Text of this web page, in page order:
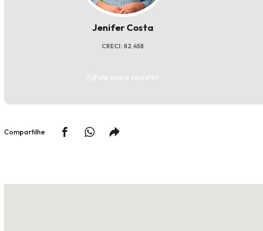
Jenifer Costa
CRECI: 82.458
Fale com o corretor
Compartilhe